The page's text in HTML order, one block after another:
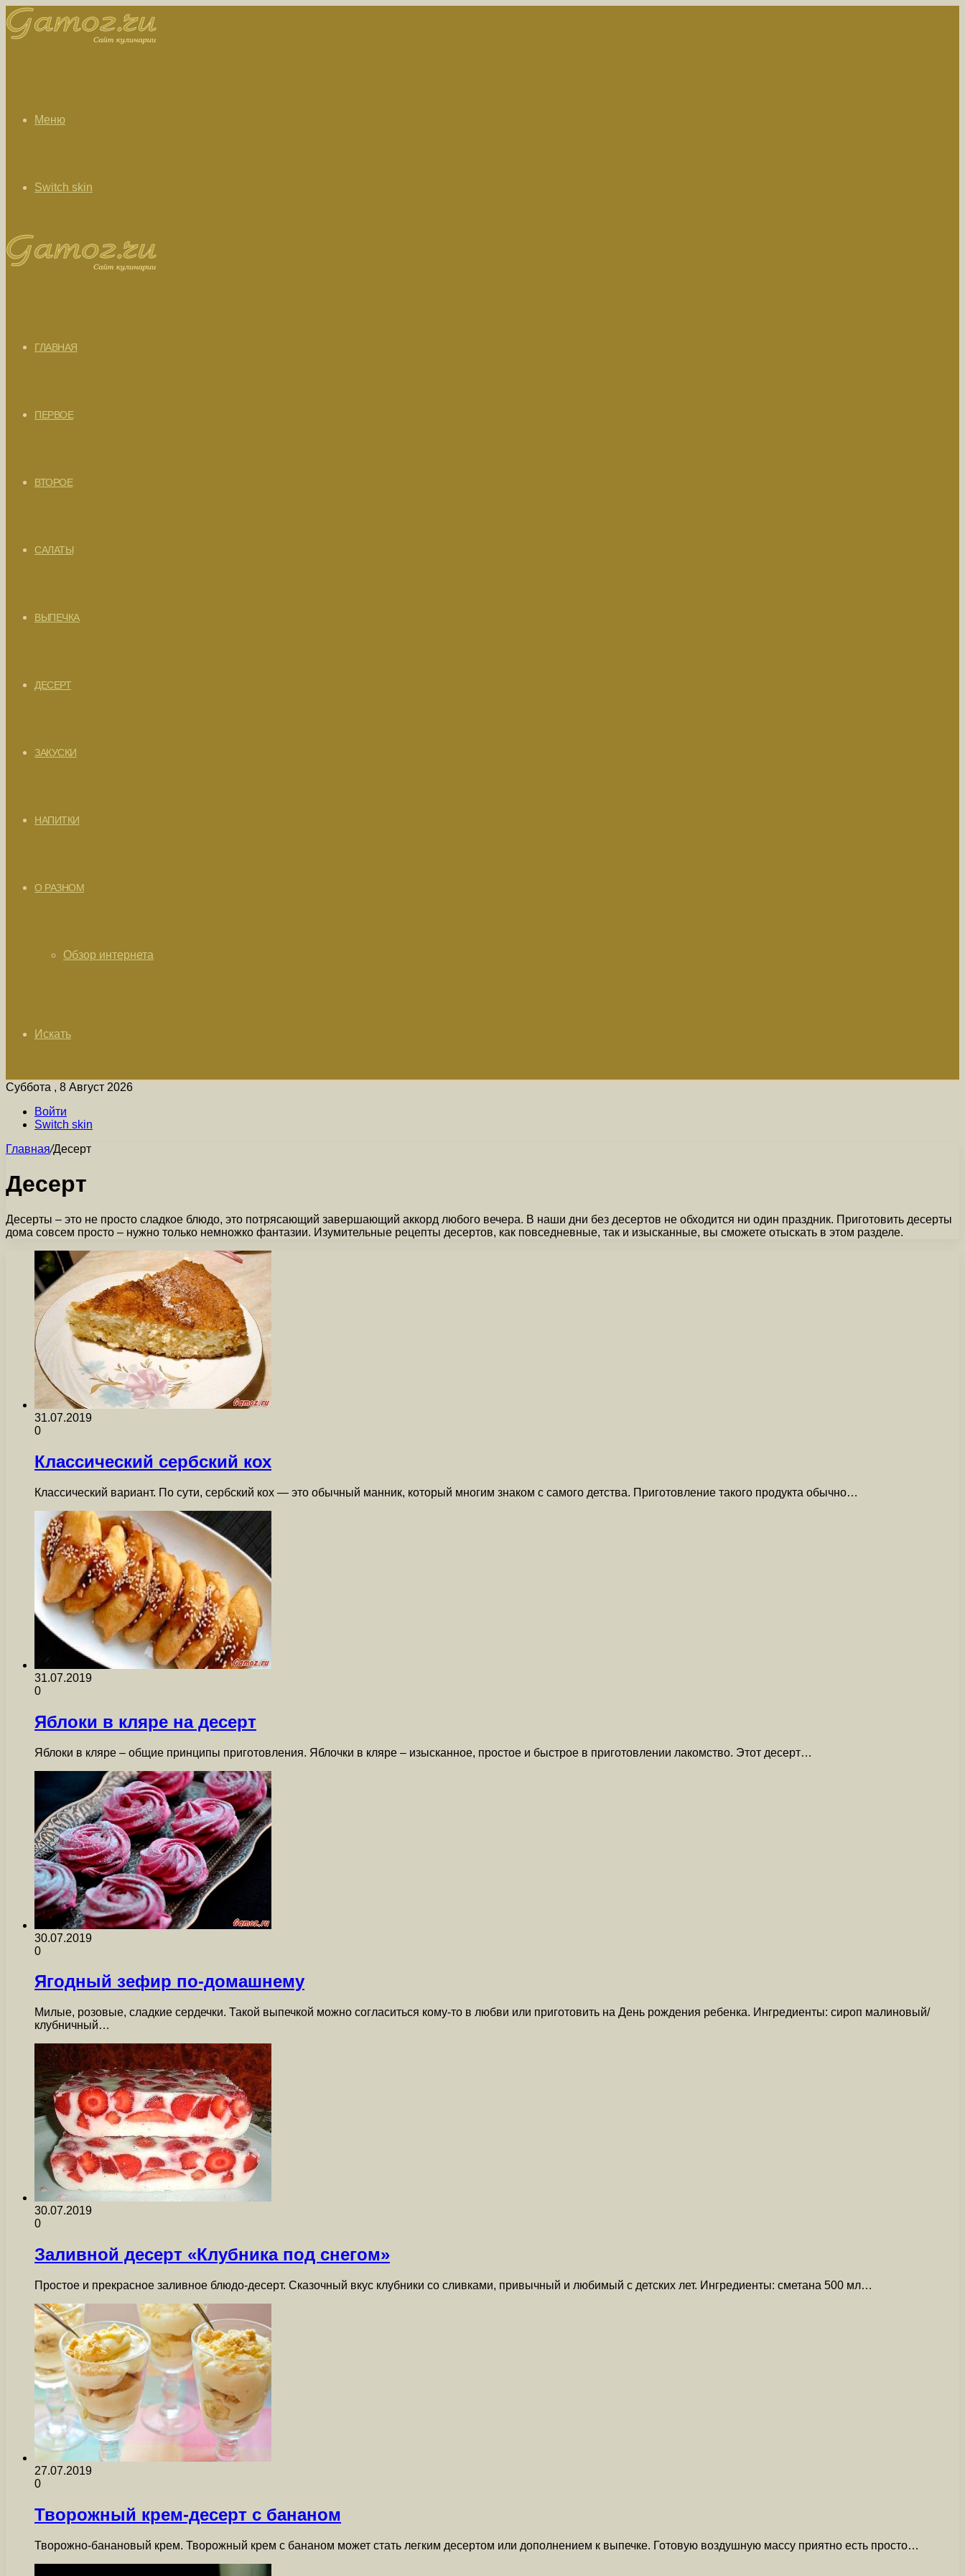
Меню
Switch skin
ГЛАВНАЯ
ПЕРВОЕ
ВТОРОЕ
САЛАТЫ
ВЫПЕЧКА
ДЕСЕРТ
ЗАКУСКИ
НАПИТКИ
О РАЗНОМ
Обзор интернета
Искать
Суббота , 8 Август 2026
Войти
Switch skin
Главная/Десерт
Десерт
Десерты – это не просто сладкое блюдо, это потрясающий завершающий аккорд любого вечера. В наши дни без десертов не обходится ни один праздник. Приготовить десерты
дома совсем просто – нужно только немножко фантазии. Изумительные рецепты десертов, как повседневные, так и изысканные, вы сможете отыскать в этом разделе.
31.07.2019
0
Классический сербский кох
Классический вариант. По сути, сербский кох — это обычный манник, который многим знаком с самого детства. Приготовление такого продукта обычно…
31.07.2019
0
Яблоки в кляре на десерт
Яблоки в кляре – общие принципы приготовления. Яблочки в кляре – изысканное, простое и быстрое в приготовлении лакомство. Этот десерт…
30.07.2019
0
Ягодный зефир по-домашнему
Милые, розовые, сладкие сердечки. Такой выпечкой можно согласиться кому-то в любви или приготовить на День рождения ребенка. Ингредиенты: сироп малиновый/
клубничный…
30.07.2019
0
Заливной десерт «Клубника под снегом»
Простое и прекрасное заливное блюдо-десерт. Сказочный вкус клубники со сливками, привычный и любимый с детских лет. Ингредиенты: сметана 500 мл…
27.07.2019
0
Творожный крем-десерт с бананом
Творожно-банановый крем. Творожный крем с бананом может стать легким десертом или дополнением к выпечке. Готовую воздушную массу приятно есть просто…